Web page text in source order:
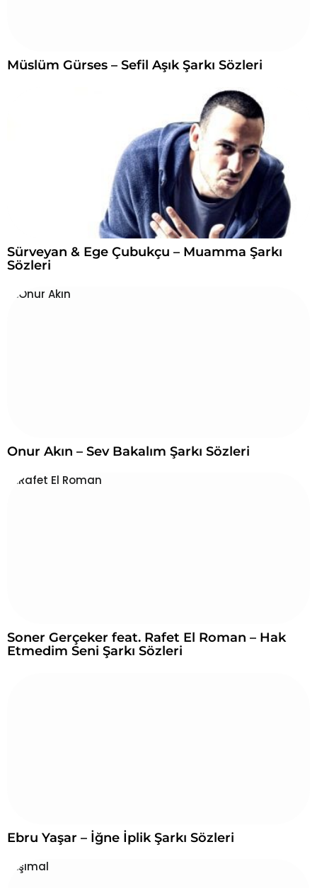
Müslüm Gürses – Sefil Aşık Şarkı Sözleri
Sürveyan & Ege Çubukçu – Muamma Şarkı
Sözleri
Onur Akın – Sev Bakalım Şarkı Sözleri
Soner Gerçeker feat. Rafet El Roman – Hak
Etmedim Seni Şarkı Sözleri
Ebru Yaşar – İğne İplik Şarkı Sözleri